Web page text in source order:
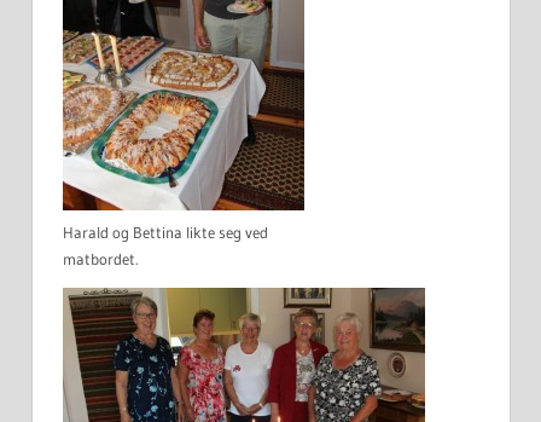
Harald og Bettina likte seg ved
matbordet.